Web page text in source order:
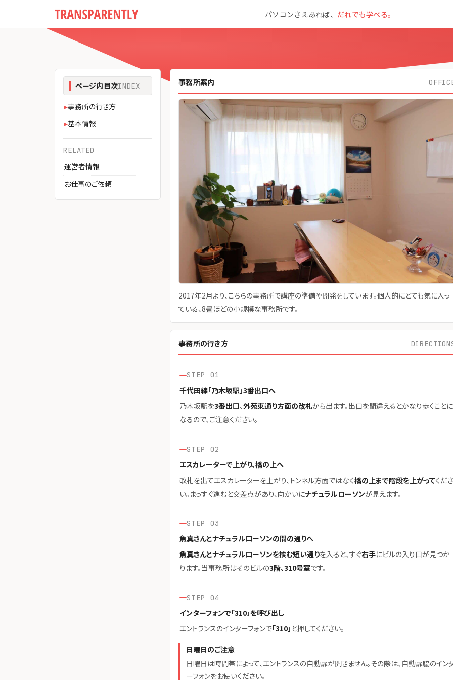
パソコンさえあれば、 だれでも学べる。
ページ内目次INDEX
▸事務所の行き方
▸基本情報
RELATED
運営者情報
お仕事のご依頼
事務所案内
2017年2月より、こちらの事務所で講座の準備や開発をしています。個人的にとても気に入っ
ている、8畳ほどの小規模な事務所です。
事務所の行き方
STEP 01
千代田線「乃木坂駅」3番出口へ
乃木坂駅を3番出口、外苑東通り方面の改札から出ます。出口を間違えるとかなり歩くことに
なるので、ご注意ください。
STEP 02
エスカレーターで上がり、橋の上へ
改札を出てエスカレーターを上がり、トンネル方面ではなく橋の上まで階段を上がってくださ
い。まっすぐ進むと交差点があり、向かいにナチュラルローソンが見えます。
STEP 03
魚真さんとナチュラルローソンの間の通りへ
魚真さんとナチュラルローソンを挟む短い通りを入ると、すぐ右手にビルの入り口が見つか
ります。当事務所はそのビルの3階、310号室です。
STEP 04
インターフォンで「310」を呼び出し
エントランスのインターフォンで「310」 と押してください。
日曜日のご注意
日曜日は時間帯によって、エントランスの自動扉が開きません。その際は、自動扉脇のイン
ーフォンをお使いください。